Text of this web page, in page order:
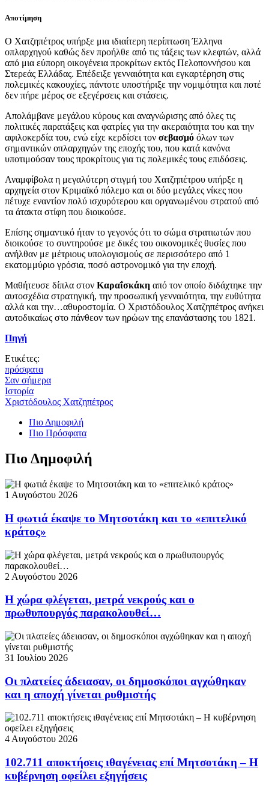
Αποτίμηση
Ο Χατζηπέτρος υπήρξε μια ιδιαίτερη περίπτωση Έλληνα
οπλαρχηγού καθώς δεν προήλθε από τις τάξεις των κλεφτών, αλλά
από μια εύπορη οικογένεια προκρίτων εκτός Πελοποννήσου και
Στερεάς Ελλάδας. Επέδειξε γενναιότητα και εγκαρτέρηση στις
πολεμικές κακουχίες, πάντοτε υποστήριξε την νομιμότητα και ποτέ
δεν πήρε μέρος σε εξεγέρσεις και στάσεις.
Απολάμβανε μεγάλου κύρους και αναγνώρισης από όλες τις
πολιτικές παρατάξεις και φατρίες για την ακεραιότητα του και την
αφιλοκερδία του, ενώ είχε κερδίσει τον σεβασμό όλων των
σημαντικών οπλαρχηγών της εποχής του, που κατά κανόνα
υποτιμούσαν τους προκρίτους για τις πολεμικές τους επιδόσεις.
Αναμφίβολα η μεγαλύτερη στιγμή του Χατζηπέτρου υπήρξε η
αρχηγεία στον Κριμαϊκό πόλεμο και οι δύο μεγάλες νίκες που
πέτυχε εναντίον πολύ ισχυρότερου και οργανωμένου στρατού από
τα άτακτα στίφη που διοικούσε.
Επίσης σημαντικό ήταν το γεγονός ότι το σώμα στρατιωτών που
διοικούσε το συντηρούσε με δικές του οικονομικές θυσίες που
ανήλθαν με μέτριους υπολογισμούς σε περισσότερο από 1
εκατομμύριο γρόσια, ποσό αστρονομικό για την εποχή.
Μαθήτευσε δίπλα στον Καραΐσκάκη από τον οποίο διδάχτηκε την
αυτοσχέδια στρατηγική, την προσωπική γενναιότητα, την ευθύτητα
αλλά και την…αθυροστομία. Ο Χριστόδουλος Χατζηπέτρος ανήκει
αυτοδικαίως στο πάνθεον των ηρώων της επανάστασης του 1821.
Πηγή
Ετικέτες:
πρόσφατα
Σαν σήμερα
Ιστορία
Χριστόδουλος Χατζηπέτρος
Πιο Δημοφιλή
Πιο Πρόσφατα
Πιο Δημοφιλή
1 Αυγούστου 2026
Η φωτιά έκαψε το Μητσοτάκη και το «επιτελικό
κράτος»
2 Αυγούστου 2026
Η χώρα φλέγεται, μετρά νεκρούς και ο
πρωθυπουργός παρακολουθεί…
31 Ιουλίου 2026
Οι πλατείες άδειασαν, οι δημοσκόποι αγχώθηκαν
και η αποχή γίνεται ρυθμιστής
4 Αυγούστου 2026
102.711 αποκτήσεις ιθαγένειας επί Μητσοτάκη – Η
κυβέρνηση οφείλει εξηγήσεις